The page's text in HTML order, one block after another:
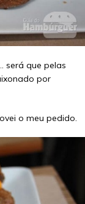
será que pelas
por
o meu pedido.